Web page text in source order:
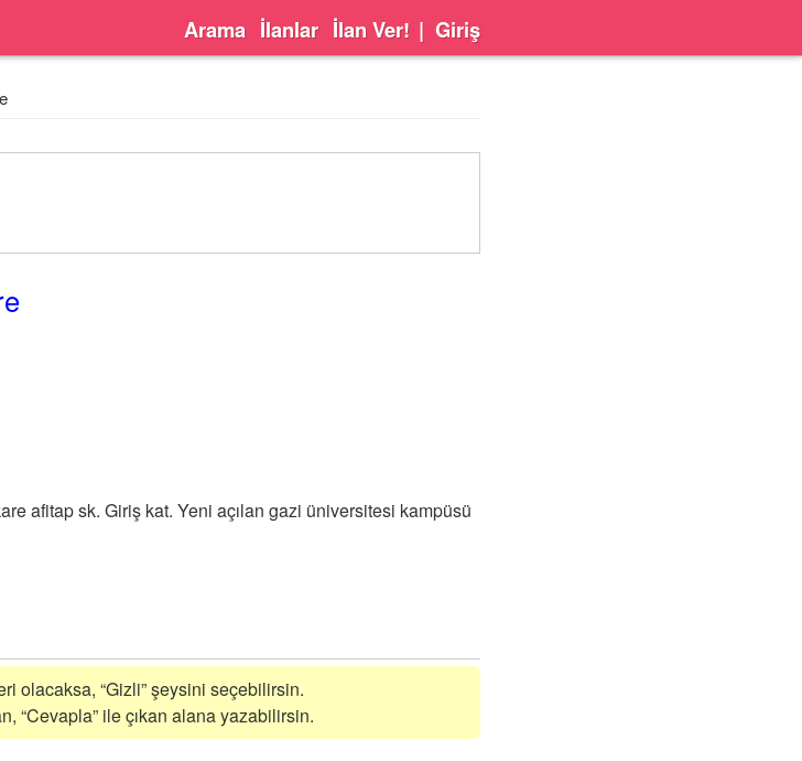
Arama İlanlar İlan Ver! | Giriş
afitap sk. Giriş kat. Yeni açılan gazi üniversitesi kampüsü
olacaksa, “Gizli” şeysini seçebilirsin.
“Cevapla” ile çıkan alana yazabilirsin.